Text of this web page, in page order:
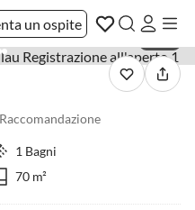
un ospite
1 Bagni
70 m²